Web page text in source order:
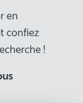
en
confiez
!